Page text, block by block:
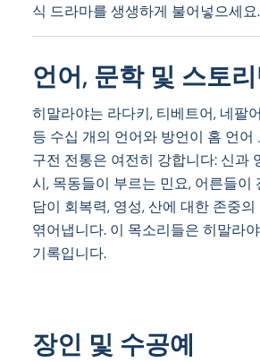
식 드라마를 생생하게 불어넣으세요.
언어, 문학 및 스토
히말라야는 라다키, 티베트어, 네팔
등 수십 개의 언어와 방언이 홈 언어
구전 전통은 여전히 강합니다: 신과
시, 목동들이 부르는 민요, 어른들이
담이 회복력, 영성, 산에 대한 존중
엮어냅니다. 이 목소리들은 히말라
기록입니다.
장인 및 수공예